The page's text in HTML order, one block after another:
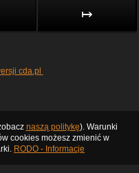
↦
cda.pl
naszą politykę). Warunki
cookies możesz zmienić w
RODO - Informacje